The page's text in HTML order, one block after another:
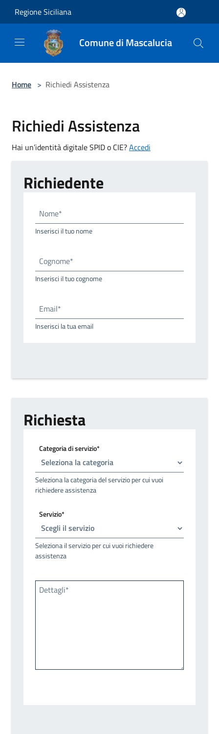
Regione Siciliana
Comune di Mascalucia
Home > Richiedi Assistenza
Richiedi Assistenza
Hai un’identità digitale SPID o CIE?Accedi
Richiedente
Nome*
Inserisci il tuo nome
Cognome*
Inserisci il tuo cognome
Email*
Inserisci la tua email
Richiesta
Categoria di servizio*
Seleziona la categoria del servizio per cui vuoi
richiedere assistenza
Servizio*
Seleziona il servizio per cui vuoi richiedere
assistenza
Dettagli*